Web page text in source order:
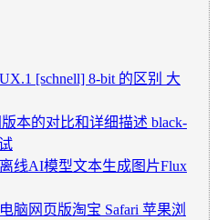
[schnell] 8-bit 的区别 大
本的对比和详细描述 black-
线AI模型文本生成图片Flux
脑网页版淘宝 Safari 苹果浏